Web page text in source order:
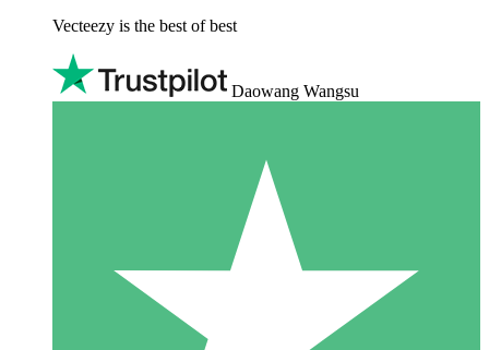
Vecteezy is the best of best
Daowang Wangsu